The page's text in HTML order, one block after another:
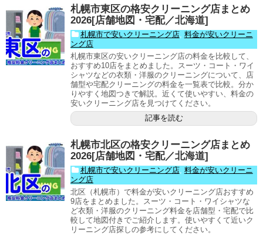
札幌市東区の格安クリーニング店まとめ
2026[店舗地図・宅配／北海道]
札幌市で安いクリーニング店, 料金が安いクリーニ
ング店
札幌市東区の安いクリーニング店の料金を比較して、
おすすめ10店をまとめました。スーツ・コート・ワイ
シャツなどの衣類・洋服のクリーニングについて、店
舗型や宅配クリーニングの料金を一覧表で比較。分か
りやすく地図つきで解説。近くて使いやすい、料金の
安いクリーニング店を見つけてください。
記事を読む
札幌市北区の格安クリーニング店まとめ
2026[店舗地図・宅配／北海道]
札幌市で安いクリーニング店, 料金が安いクリーニ
ング店
北区（札幌市）で料金が安いクリーニング店おすすめ
9店をまとめました。スーツ・コート・ワイシャツな
ど衣類・洋服のクリーニング料金を店舗型・宅配で比
較して地図付きでご紹介します。使いやすくて近いク
リーニング店探しの参考にしてください。